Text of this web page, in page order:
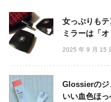
女っぷりも
ミラーは「オ
2025 年 9 月 15
Glossierのジ
いい血色ほっ